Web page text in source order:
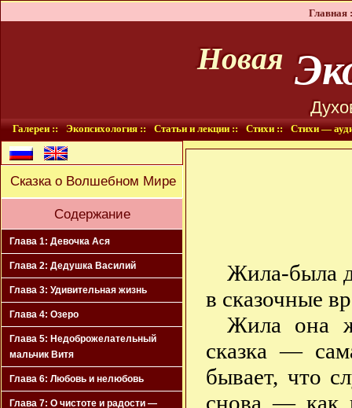
Главная
Новая
Галереи :: Экопсихология :: Статьи и лекции :: Стихи :: Стихи —
Сказка о Волшебном Мире
Содержание
Глава 1: Девочка Ася
Глава 2: Дедушка Василий
Глава 3: Удивительная жизнь
Глава 4: Озеро
Глава 5: Недоброжелательный
мальчик Витя
Глава 6: Любовь и нелюбовь
Глава 7: О чистоте и радости —
Жила-была
в сказочные
Жила она
сказка —
бывает, что
снова — как